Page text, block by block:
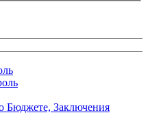
Бюджете, Заключения